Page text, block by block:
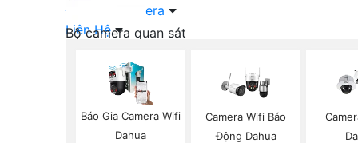
Bộ camera quan sát
Camera KBVISION Trọn Bộ
Camera DAHUA Trọn Bộ
Camera giá Rẻ Trọn Bộ
Bộ Camera Nên Dùng
Đầu Ghi Camera
Liên Hệ
Báo Gia Camera Wifi
Dahua
Camera Wifi Báo
Động Dahua